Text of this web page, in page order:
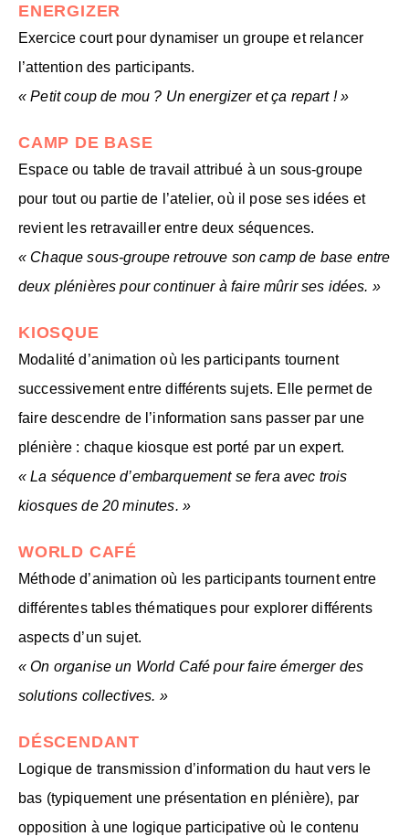
ENERGIZER
Exercice court pour dynamiser un groupe et relancer
l’attention des participants.
« Petit coup de mou ? Un energizer et ça repart ! »
CAMP DE BASE
Espace ou table de travail attribué à un sous-groupe
pour tout ou partie de l’atelier, où il pose ses idées et
revient les retravailler entre deux séquences.
« Chaque sous-groupe retrouve son camp de base entre
deux plénières pour continuer à faire mûrir ses idées. »
KIOSQUE
Modalité d’animation où les participants tournent
successivement entre différents sujets. Elle permet de
faire descendre de l’information sans passer par une
plénière : chaque kiosque est porté par un expert.
« La séquence d’embarquement se fera avec trois
kiosques de 20 minutes. »
WORLD CAFÉ
Méthode d’animation où les participants tournent entre
différentes tables thématiques pour explorer différents
aspects d’un sujet.
« On organise un World Café pour faire émerger des
solutions collectives. »
DÉSCENDANT
Logique de transmission d’information du haut vers le
bas (typiquement une présentation en plénière), par
opposition à une logique participative où le contenu